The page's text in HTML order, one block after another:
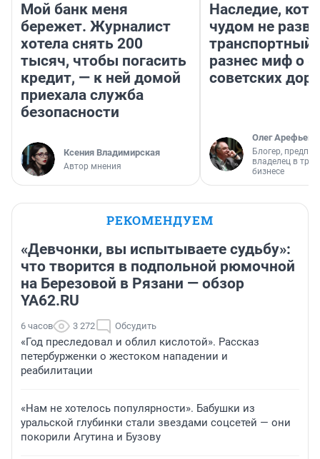
Мой банк меня
бережет. Журналист
хотела снять 200
тысяч, чтобы погасить
кредит, — к ней домой
приехала служба
безопасности
Ксения Владимирская
Автор мнения
Наследие,
чудом не
транспортный
разнес миф о
советских
Олег Арефьев
Блогер,
владелец в
бизнесе
РЕКОМЕНДУЕМ
«Девчонки, вы испытываете судьбу»:
что творится в подпольной рюмочной
на Березовой в Рязани — обзор
YA62.RU
6 часов 3 272 Обсудить
«Год преследовал и облил кислотой». Рассказ
петербурженки о жестоком нападении и
реабилитации
«Нам не хотелось популярности». Бабушки из
уральской глубинки стали звездами соцсетей — они
покорили Агутина и Бузову